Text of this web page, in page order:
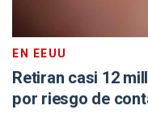
EN EEUU
Retiran casi 12
por riesgo de